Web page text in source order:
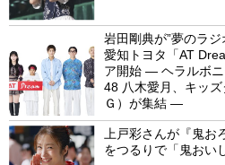
岩田剛典が”夢のラジ
愛知トヨタ「AT
ア開始 ― ヘラルボ
48 八木愛月、キッ
Ｇ）が集結 ―
上戸彩さんが『鬼お
をつるりで「鬼おい